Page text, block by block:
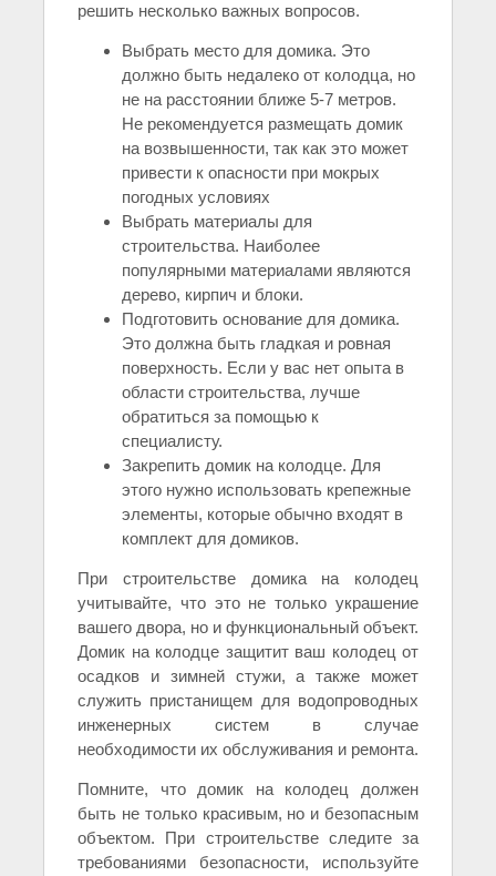
решить несколько важных вопросов.
Выбрать место для домика. Это
должно быть недалеко от колодца, но
не на расстоянии ближе 5-7 метров.
Не рекомендуется размещать домик
на возвышенности, так как это может
привести к опасности при мокрых
погодных условиях
Выбрать материалы для
строительства. Наиболее
популярными материалами являются
дерево, кирпич и блоки.
Подготовить основание для домика.
Это должна быть гладкая и ровная
поверхность. Если у вас нет опыта в
области строительства, лучше
обратиться за помощью к
специалисту.
Закрепить домик на колодце. Для
этого нужно использовать крепежные
элементы, которые обычно входят в
комплект для домиков.
При строительстве домика на колодец
учитывайте, что это не только украшение
вашего двора, но и функциональный объект.
Домик на колодце защитит ваш колодец от
осадков и зимней стужи, а также может
служить пристанищем для водопроводных
инженерных систем в случае
необходимости их обслуживания и ремонта.
Помните, что домик на колодец должен
быть не только красивым, но и безопасным
объектом. При строительстве следите за
требованиями безопасности, используйте